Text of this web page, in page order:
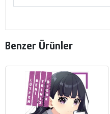
Benzer Ürünler